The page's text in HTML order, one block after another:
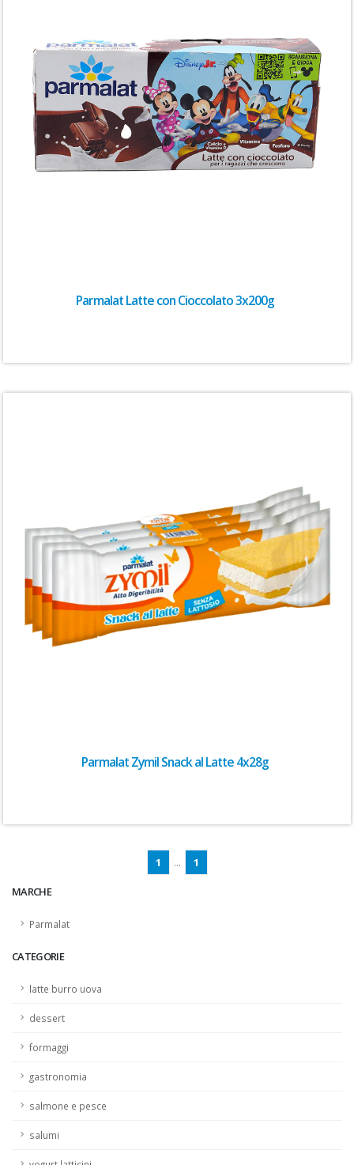
MARCHE
Parmalat
CATEGORIE
latte burro uova
dessert
formaggi
gastronomia
salmone e pesce
salumi
Parmalat Latte con Cioccolato 3x200g
Parmalat Zymil Snack al Latte 4x28g
1 ... 1